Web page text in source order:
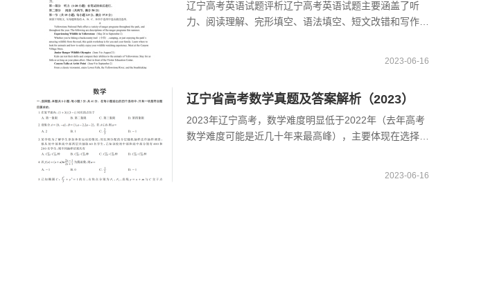
辽宁高考英语试题评析辽宁高考英语试题主要涵盖了听
力、阅读理解、完形填空、语法填空、短文改错和写作等
2023-06-16
辽宁省高考数学真题及答案解析（2023）
2023年辽宁高考，数学难度明显低于2022年（去年高考
数学难度可能是近几十年来最高峰），主要体现在选择填
2023-06-16